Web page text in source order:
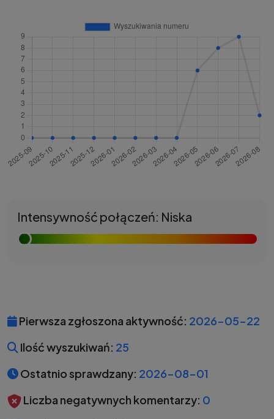
Intensywność połączeń: Niska
Pierwsza zgłoszona aktywność: 2026-05-22
Ilość wyszukiwań: 25
Ostatnio sprawdzany: 2026-08-01
Liczba negatywnych komentarzy: 0